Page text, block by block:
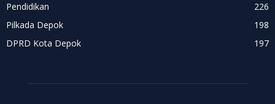
Pendidikan
226
Pilkada Depok
198
DPRD Kota Depok
197